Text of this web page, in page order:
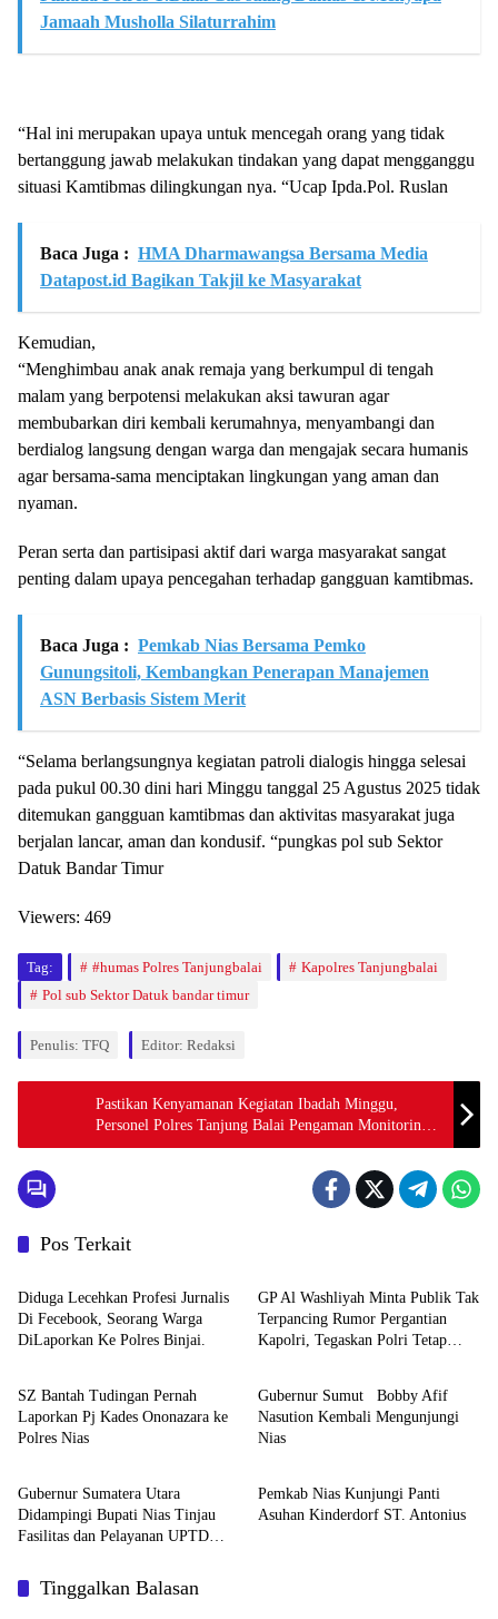
Jamaah Musholla Silaturrahim
“Hal ini merupakan upaya untuk mencegah orang yang tidak
bertanggung jawab melakukan tindakan yang dapat mengganggu
situasi Kamtibmas dilingkungan nya. “Ucap Ipda.Pol. Ruslan
Baca Juga : HMA Dharmawangsa Bersama Media
Datapost.id Bagikan Takjil ke Masyarakat
Kemudian,
“Menghimbau anak anak remaja yang berkumpul di tengah
malam yang berpotensi melakukan aksi tawuran agar
membubarkan diri kembali kerumahnya, menyambangi dan
berdialog langsung dengan warga dan mengajak secara humanis
agar bersama-sama menciptakan lingkungan yang aman dan
nyaman.
Peran serta dan partisipasi aktif dari warga masyarakat sangat
penting dalam upaya pencegahan terhadap gangguan kamtibmas.
Baca Juga : Pemkab Nias Bersama Pemko
Gunungsitoli, Kembangkan Penerapan Manajemen
ASN Berbasis Sistem Merit
“Selama berlangsungnya kegiatan patroli dialogis hingga selesai
pada pukul 00.30 dini hari Minggu tanggal 25 Agustus 2025 tidak
ditemukan gangguan kamtibmas dan aktivitas masyarakat juga
berjalan lancar, aman dan kondusif. “pungkas pol sub Sektor
Datuk Bandar Timur
Viewers: 469
Tag: #humas Polres Tanjungbalai
Kapolres Tanjungbalai
Pol sub Sektor Datuk bandar timur
Penulis: TFQ Editor: Redaksi
Pastikan Kenyamanan Kegiatan Ibadah Minggu,
Personel Polres Tanjung Balai Pengaman Monitoring
di Gereja
Pos Terkait
Berita
Diduga Lecehkan Profesi Jurnalis
Di Fecebook, Seorang Warga
DiLaporkan Ke Polres Binjai.
GP Al Washliyah Minta Publik Tak
Terpancing Rumor Pergantian
Kapolri, Tegaskan Polri Tetap
Berita
SZ Bantah Tudingan Pernah
Laporkan Pj Kades Ononazara ke
Polres Nias
Berita
Gubernur Sumut Bobby Afif
Nasution Kembali Mengunjungi
Nias
Berita
Gubernur Sumatera Utara
Didampingi Bupati Nias Tinjau
Fasilitas dan Pelayanan UPTD
Berita
Pemkab Nias Kunjungi Panti
Asuhan Kinderdorf ST. Antonius
Tinggalkan Balasan